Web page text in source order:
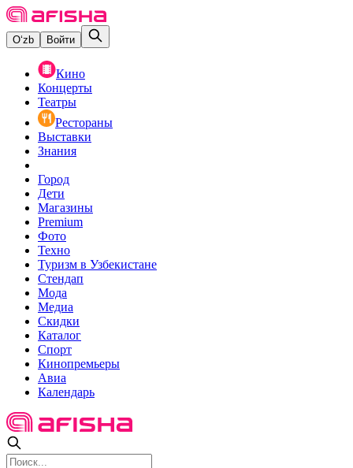
O‘zb Войти
Кино
Концерты
Театры
Рестораны
Выставки
Знания
Город
Дети
Магазины
Premium
Фото
Техно
Туризм в Узбекистане
Стендап
Мода
Медиа
Скидки
Каталог
Спорт
Кинопремьеры
Авиа
Календарь